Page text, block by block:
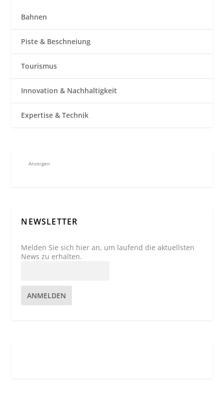
Bahnen
Piste & Beschneiung
Tourismus
Innovation & Nachhaltigkeit
Expertise & Technik
Anzeigen
NEWSLETTER
Melden Sie sich hier an, um laufend die aktuellsten
News zu erhalten.
ANMELDEN